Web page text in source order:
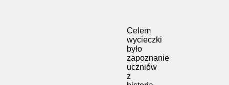
Celem
wycieczki
było
zapoznanie
uczniów
z